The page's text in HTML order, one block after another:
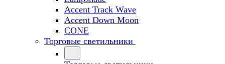
Accent Track Wave
Accent Down Moon
CONE
Торговые светильники